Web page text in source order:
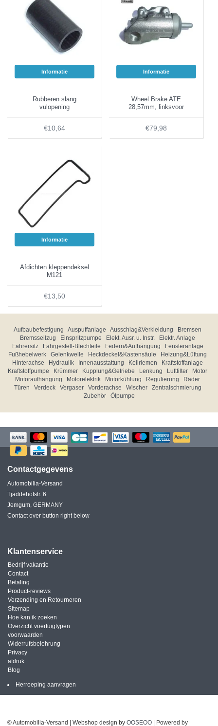
Informatie
Rubberen slang
vulopening
€10,64
Informatie
Wheel Brake ATE
28,57mm, linksvoor
€79,98
Informatie
Afdichten kleppendeksel
M121
€13,50
Aufbaubefestigung Auspuffanlage Ausschlag&Verkleidung
Bremsen
Bremsseilzug
Einspritzpumpe Elekt. Ausr. u. Instr.
Elektr. Anlage
Fahrersitz
Fahrgestell-Blechteile Federn&Aufhängung
Fensteranlage
Fußhebelwerk
Gelenkwelle Heckdeckel&Kastensäule
Heizung&Lüftung
Hinterachse
Hydraulik Innenausstattung Keilriemen
Kraftstoffanlage
Kraftstoffpumpe
Krümmer Kupplung&Getriebe Lenkung Luftfilter
Motor
Motoraufhängung
Motorelektrik Motorkühlung Regulierung
Räder
Türen
Verdeck Vergaser Vorderachse Wischer
Zentralschmierung
Zubehör
Ölpumpe
Contactgegevens
Automobilia-Versand
Tjaddehofstr. 6
Jemgum, GERMANY
Contact over button right below
Klantenservice
Bedrijf vakantie
Contact
Betaling
Product-reviews
Verzending en Retourneren
Sitemap
Hoe kan ik zoeken
Overzicht voertuigtypen
voorwaarden
Widerrufsbelehrung
Privacy
afdruk
Blog
Herroeping aanvragen
© Automobilia-Versand | Webshop design by OOSEOO | Powered by